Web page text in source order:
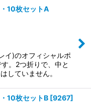
10枚セットA
イ)のオフィシャルポ
。2つ折りで、中と
していません。
10枚セットB [9267]